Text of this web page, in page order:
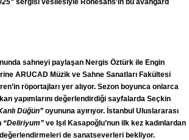
sergisi vesilesiyle Rönesans’ın bu avangard
sahneyi paylaşan Nergis Öztürk ile Engin
ARUCAD Müzik ve Sahne Sanatları Fakültesi
röportajları yer alıyor. Sezon boyunca onlarca
yapımlarını değerlendirdiği sayfalarda Seçkin
Düğün” oyununa ayırıyor. İstanbul Uluslararası
“Deliriyum” ve Işıl Kasapoğlu’nun ilk kez kadınlardan
değerlendirmeleri de sanatseverleri bekliyor.